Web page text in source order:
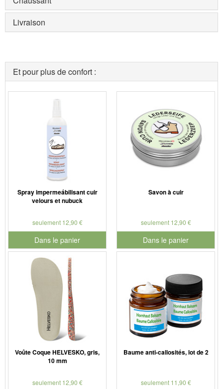
Livraison
Et pour plus de confort :
Spray impermeábilisant cuir
velours et nubuck
seulement 12,90 €
Dans le panier
pour le numéro de produit 901179
Savon à cuir
seulement 12,90 €
Dans le panier
pour le numéro de produit
Voûte Coque HELVESKO, gris,
10 mm
seulement 12,90 €
Baume anti-callosités, lot de 2
seulement 11,90 €